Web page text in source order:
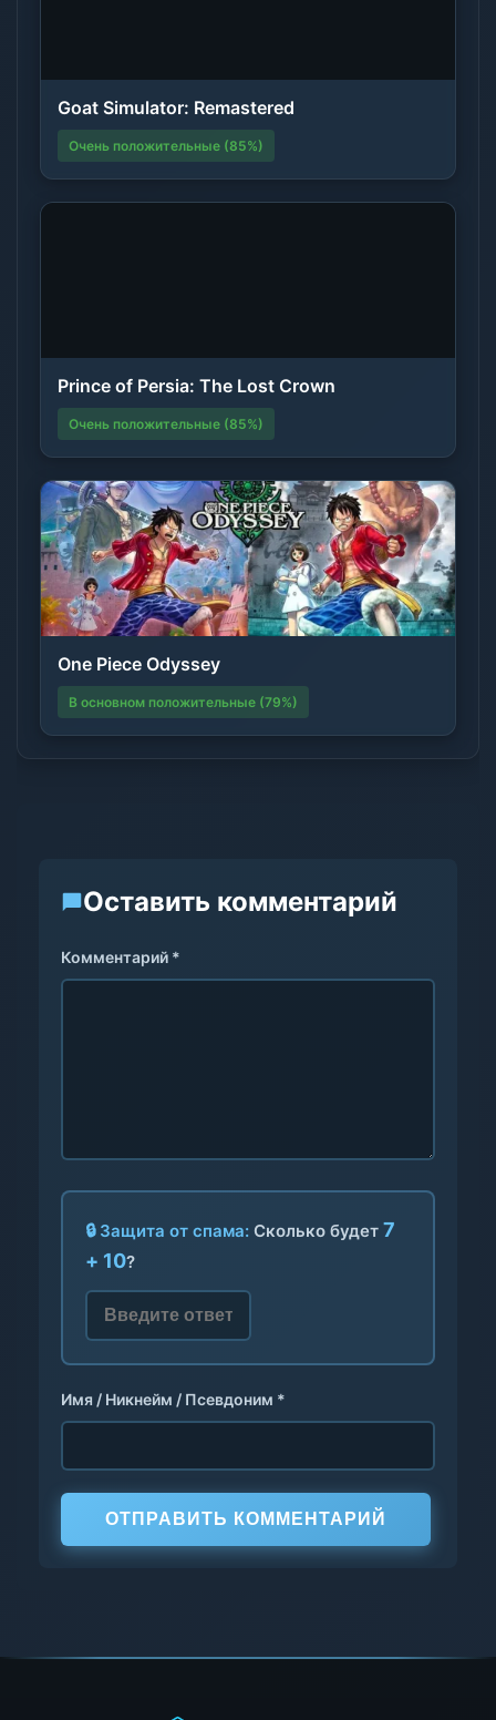
Goat Simulator: Remastered
Очень положительные (85%)
Prince of Persia: The Lost Crown
Очень положительные (85%)
One Piece Odyssey
В основном положительные (79%)
Оставить комментарий
Комментарий *
🔒 Защита от спама: Сколько будет 7
+ 10?
Имя / Никнейм / Псевдоним *
ОТПРАВИТЬ КОММЕНТАРИЙ